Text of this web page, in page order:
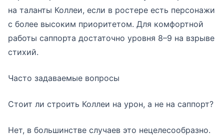
на таланты Коллеи, если в ростере есть персонажи
с более высоким приоритетом. Для комфортной
работы саппорта достаточно уровня 8–9 на взрыве
стихий.
Часто задаваемые вопросы
Стоит ли строить Коллеи на урон, а не на саппорт?
Нет, в большинстве случаев это нецелесообразно.